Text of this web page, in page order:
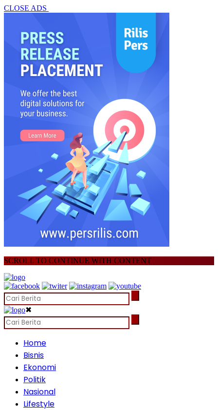
CLOSE ADS
SCROLL TO CONTINUE WITH CONTENT
✖
Home
Bisnis
Ekonomi
Politik
Nasional
Lifestyle